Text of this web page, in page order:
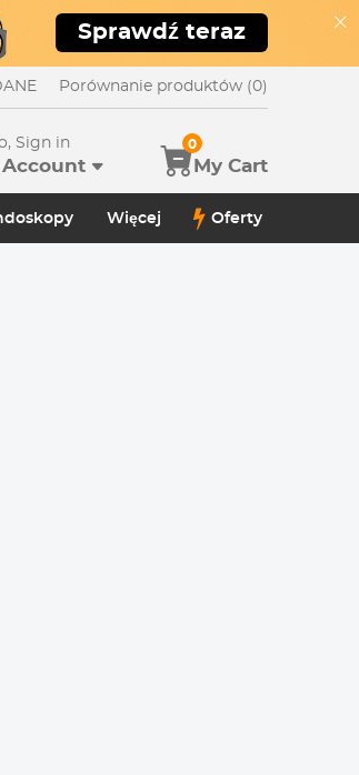
Sprawdź teraz
Porównanie produktów (0)
Sign in
Account My Cart
0
Więcej Oferty